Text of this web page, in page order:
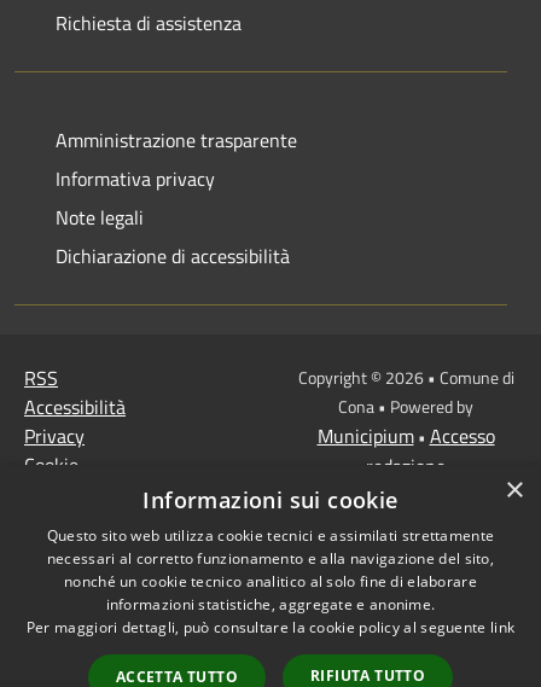
Richiesta di assistenza
Amministrazione trasparente
Informativa privacy
Note legali
Dichiarazione di accessibilità
RSS
Accessibilità
Privacy
Cookie
MISSIONE 2 Rivoluzione
verde e transizione
ecologica
Missione 1 -
Digitalizzazione,
innovazione,
Copyright © 2026 • Comune di
Cona • Powered by
Municipium• Accesso
redazione
×
Informazioni sui cookie
Questo sito web utilizza cookie tecnici e assimilati strettamente
necessari al corretto funzionamento e alla navigazione del sito,
nonché un cookie tecnico analitico al solo fine di elaborare
informazioni statistiche, aggregate e anonime.
Per maggiori dettagli, può consultare la cookie policy al seguente link
ACCETTA TUTTO RIFIUTA TUTTO